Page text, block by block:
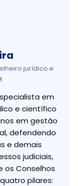
jurídico e
em
e científico
em gestão
defendendo
e demais
judiciais,
os Conselhos
pilares: